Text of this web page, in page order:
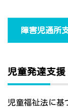
障害児通所
児童発達支援
児童福祉法に基